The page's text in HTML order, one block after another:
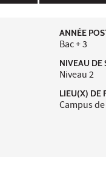
ANNÉE
Bac + 3
NIVEAU DE
Niveau 2
LIEU(X) DE
Campus